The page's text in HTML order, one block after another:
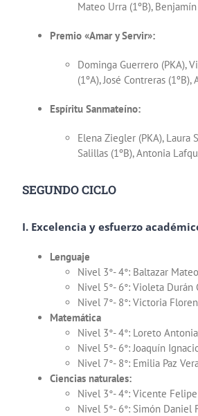
Mateo Urra (1ºB),
Premio «Amar y Servir»:
Dominga Guerrero (PKA),
(1ºA), José Contreras
Espíritu Sanmateíno:
Elena Ziegler (PKA), Laura
Salillas (1ºB), Antonia
SEGUNDO CICLO
I. Excelencia y esfuerzo
Lenguaje
Nivel 3°- 4°: Baltazar
Nivel 5°- 6°: Violeta Durán
Nivel 7°- 8°: Victoria
Matemática
Nivel 3°- 4°: Loreto
Nivel 5°- 6°: Joaquín
Nivel 7°- 8°: Emilia Paz
Ciencias naturales:
Nivel 3°- 4°: Vicente
Nivel 5°- 6°: Simón Daniel